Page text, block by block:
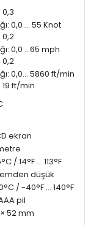
0,0 ... 55 Knot
0,2
0,0 ...65 mph
0,2
0,0... 5860 ft/min
ft/min
ekran
/ 14°F ... 113°F
düşük
/ -40°F ... 140°F
pil
52 mm